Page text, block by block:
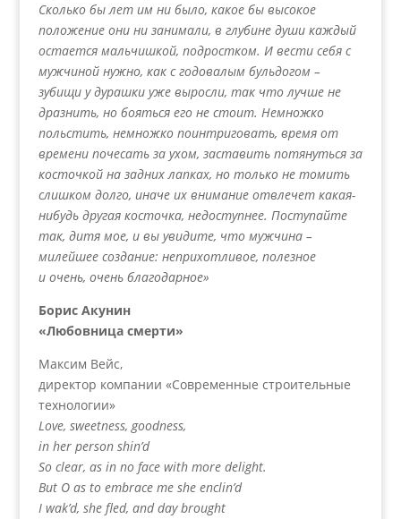
Сколько бы лет им ни было, какое бы высокое
положение они ни занимали, в глубине души каждый
остается мальчишкой, подростком. И вести себя с
мужчиной нужно, как с годовалым бульдогом –
зубищи у дурашки уже выросли, так что лучше не
дразнить, но бояться его не стоит. Немножко
польстить, немножко поинтриговать, время от
времени почесать за ухом, заставить потянуться за
косточкой на задних лапках, но только не томить
слишком долго, иначе их внимание отвлечет какая-
нибудь другая косточка, недоступнее. Поступайте
так, дитя мое, и вы увидите, что мужчина –
милейшее создание: неприхотливое, полезное
и очень, очень благодарное»
Борис Акунин
«Любовница смерти»
Максим Вейс,
директор компании «Современные строительные
технологии»
Love, sweetness, goodness,
in her person shin’d
So clear, as in no face with more delight.
But O as to embrace me she enclin’d
I wak’d, she fled, and day brought